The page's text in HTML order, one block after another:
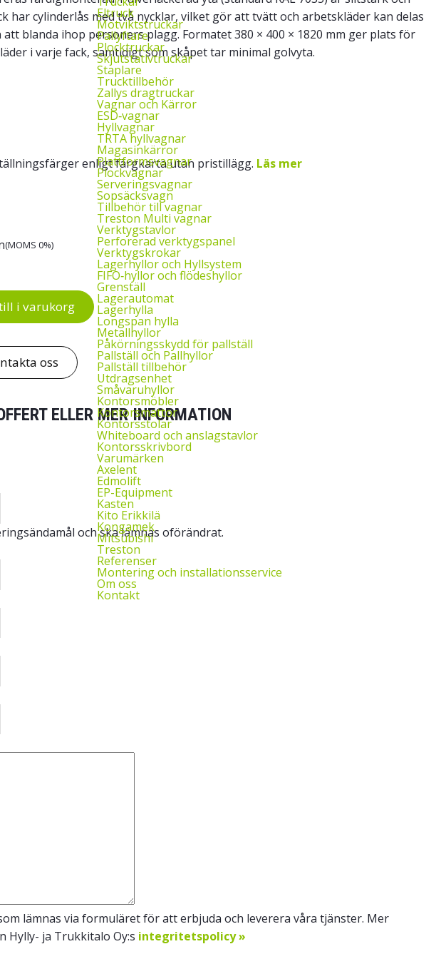
Eltruck
Motviktstruckar
Pallyftare
Plocktruckar
Skjutstativtruckar
Staplare
Trucktillbehör
Zallys dragtruckar
Vagnar och Kärror
ESD‑vagnar
Hyllvagnar
TRTA hyllvagnar
Magasinkärror
Plattformsvagnar
Plockvagnar
Serveringsvagnar
Sopsäcksvagn
Tillbehör till vagnar
Treston Multi vagnar
Verktygstavlor
Perforerad verktygspanel
Verktygskrokar
Lagerhyllor och Hyllsystem
FIFO‑hyllor och flödeshyllor
Grenställ
Lagerautomat
Lagerhylla
Longspan hylla
Metallhyllor
Påkörningsskydd för pallställ
Pallställ och Pallhyllor
Pallställ tillbehör
Utdragsenhet
Småvaruhyllor
Kontorsmöbler
Kontorsmattor
Kontorsstolar
Whiteboard och anslagstavlor
Kontorsskrivbord
Varumärken
Axelent
Edmolift
EP-Equipment
Kasten
Kito Erikkilä
Kongamek
Mitsubishi
Treston
Referenser
Montering och installationsservice
Om oss
Kontakt
har cylinderlås med två nycklar, vilket gör att tvätt och arbetskläder kan delas
blanda ihop personers plagg. Formatet 380 × 400 × 1820 mm ger plats för
i varje fack, samtidigt som skåpet tar minimal golvyta.
enligt färgkarta utan pristillägg. Läs mer
(MOMS 0%)
i varukorg
oss
ELLER MER INFORMATION
och ska lämnas oförändrat.
lämnas via formuläret för att erbjuda och leverera våra tjänster. Mer
ja Trukkitalo Oy:s integritetspolicy »